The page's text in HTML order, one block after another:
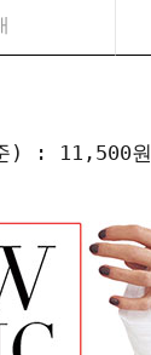
) : 11,500원